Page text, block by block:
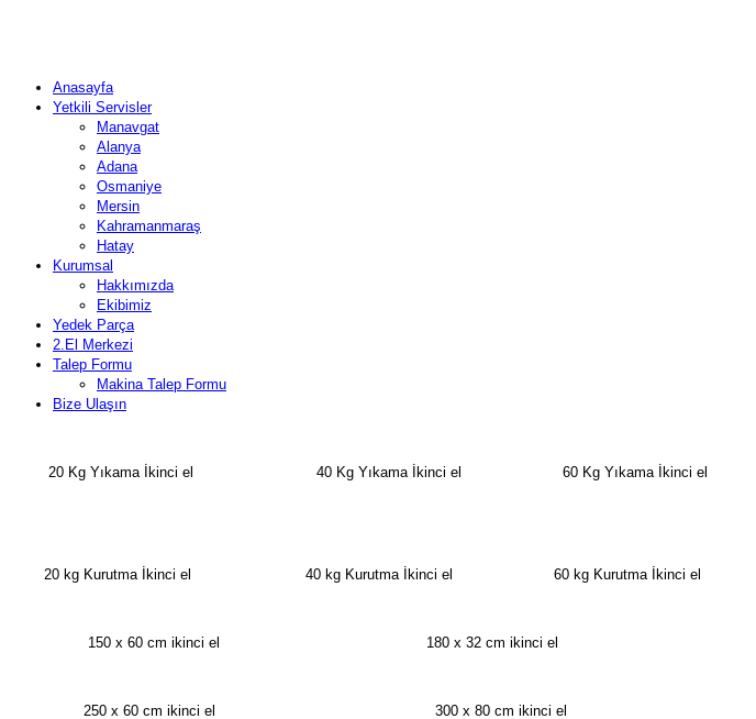
Anasayfa
Yetkili Servisler
Manavgat
Alanya
Adana
Osmaniye
Mersin
Kahramanmaraş
Hatay
Kurumsal
Hakkımızda
Ekibimiz
Yedek Parça
2.El Merkezi
Talep Formu
Makina Talep Formu
Bize Ulaşın
20 Kg Yıkama İkinci el 40 Kg Yıkama İkinci el 60 Kg Yıkama İkinci el
20 kg Kurutma İkinci el 40 kg Kurutma İkinci el 60 kg Kurutma İkinci el 110
150 x 60 cm ikinci el 180 x 32 cm ikinci el 200 x 60
250 x 60 cm ikinci el 300 x 80 cm ikinci el 300 x